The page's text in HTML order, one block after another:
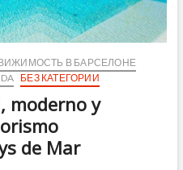
В БАРСЕЛОНЕ
БЕЗ КАТЕГОРИИ
moderno y
de Mar